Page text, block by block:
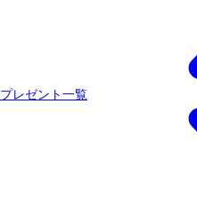
プレゼント一覧